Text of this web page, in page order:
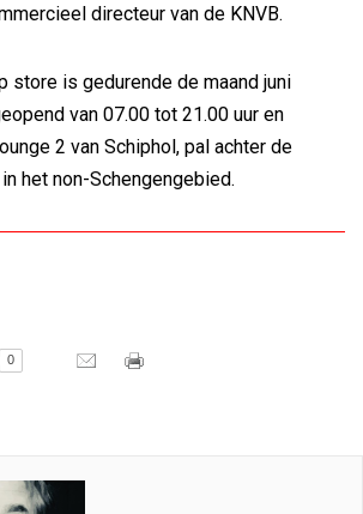
directeur van de KNVB.
store is gedurende de maand juni
van 07.00 tot 21.00 uur en
2 van Schiphol, pal achter de
het non-Schengengebied.
0